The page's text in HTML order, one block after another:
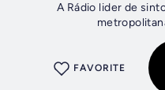
A Rádio lider de
FAVORITE